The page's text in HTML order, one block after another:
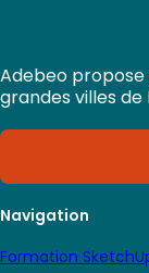
Adebeo propose
grandes villes de
Navigation
Formation